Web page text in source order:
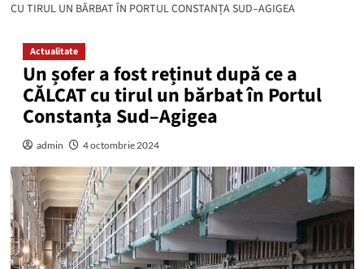
CU TIRUL UN BĂRBAT ÎN PORTUL CONSTANȚA SUD–AGIGEA
Actualitate
Un șofer a fost reținut după ce a
CĂLCAT cu tirul un bărbat în Portul
Constanța Sud–Agigea
admin 4 octombrie 2024